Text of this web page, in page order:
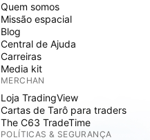
Quem somos
Missão espacial
Blog
Central de Ajuda
Carreiras
Media kit
MERCHAN
Loja TradingView
Cartas de Tarô para traders
The C63 TradeTime
POLÍTICAS & SEGURANÇA